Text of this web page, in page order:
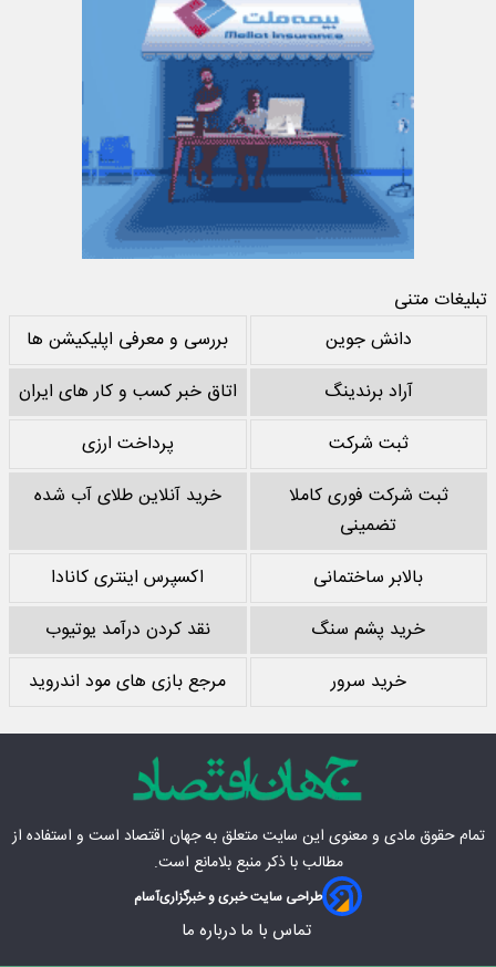
تبلیغات متنی
دانش جوین
بررسی و معرفی اپلیکیشن ها
آراد برندینگ
اتاق خبر کسب و کار های ایران
ثبت شرکت
پرداخت ارزی
ثبت شرکت فوری کاملا
تضمینی
خرید آنلاین طلای آب شده
بالابر ساختمانی
اکسپرس اینتری کانادا
خرید پشم سنگ
نقد کردن درآمد یوتیوب
خرید سرور
مرجع بازی های مود اندروید
تمام حقوق مادی‌ و معنوی این سایت متعلق بهجهان اقتصاد است و استفاده از
مطالب با ذکر منبع بلامانع است.
طراحی سایت خبری و خبرگزاریآسام
تماس با ما درباره ما